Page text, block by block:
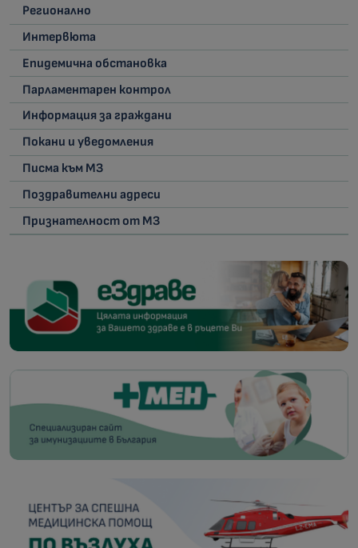
Регионално
Интервюта
Епидемична обстановка
Парламентарен контрол
Информация за граждани
Покани и уведомления
Писма към МЗ
Поздравителни адреси
Признателност от МЗ